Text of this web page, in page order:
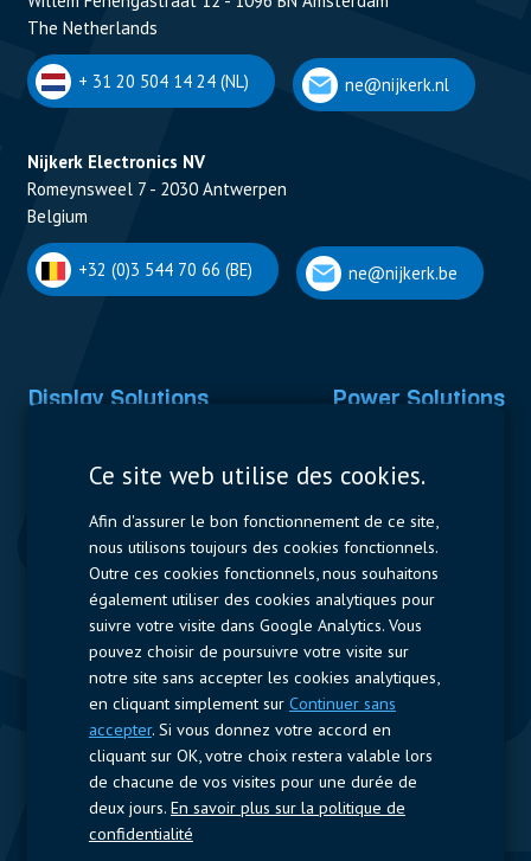
The Netherlands
+ 31 20 504 14 24 (NL) ne@nijkerk.nl
Nijkerk Electronics NV
Romeynsweel 7 - 2030 Antwerpen
Belgium
+32 (0)3 544 70 66 (BE) ne@nijkerk.be
Display Solutions Power Solutions
Contactors & Fuses
Measurement
Resistors
Accès rapide
Profil de l’entreprise Fournisseurs Jobs
Suivez-nous
LinkedIn
Ce site web utilise des cookies.
Afin d'assurer le bon fonctionnement de ce site,
nous utilisons toujours des cookies fonctionnels.
Outre ces cookies fonctionnels, nous souhaitons
également utiliser des cookies analytiques pour
suivre votre visite dans Google Analytics. Vous
pouvez choisir de poursuivre votre visite sur
notre site sans accepter les cookies analytiques,
en cliquant simplement sur Continuer sans
accepter. Si vous donnez votre accord en
cliquant sur OK, votre choix restera valable lors
de chacune de vos visites pour une durée de
deux jours. En savoir plus sur la politique de
confidentialité